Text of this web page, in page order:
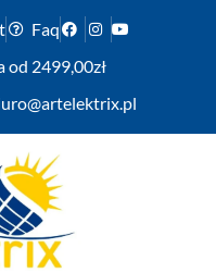
Faq
od 2499,00zł